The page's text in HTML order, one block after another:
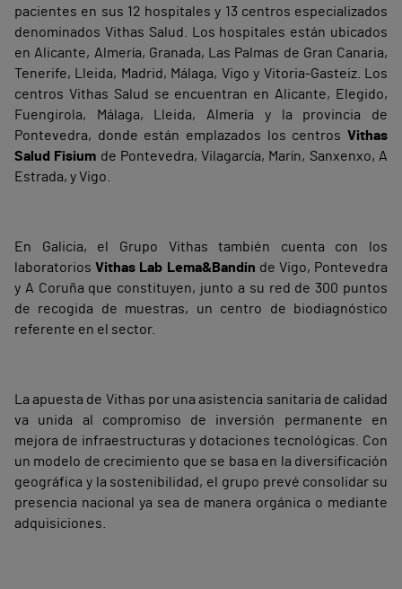
pacientes en sus 12 hospitales y 13 centros especializados
denominados Vithas Salud. Los hospitales están ubicados
en Alicante, Almería, Granada, Las Palmas de Gran Canaria,
Tenerife, Lleida, Madrid, Málaga, Vigo y Vitoria-Gasteiz. Los
centros Vithas Salud se encuentran en Alicante, Elegido,
Fuengirola, Málaga, Lleida, Almería y la provincia de
Pontevedra, donde están emplazados los centros Vithas
Salud Fisium de Pontevedra, Vilagarcía, Marín, Sanxenxo, A
Estrada, y Vigo.
En Galicia, el Grupo Vithas también cuenta con los
laboratoriosVithas Lab Lema&Bandín de Vigo, Pontevedra
y A Coruña que constituyen, junto a su red de 300 puntos
de recogida de muestras, un centro de biodiagnóstico
referente en el sector.
La apuesta de Vithas por una asistencia sanitaria de calidad
va unida al compromiso de inversión permanente en
mejora de infraestructuras y dotaciones tecnológicas. Con
un modelo de crecimiento que se basa en la diversificación
geográfica y la sostenibilidad, el grupo prevé consolidar su
presencia nacional ya sea de manera orgánica o mediante
adquisiciones.